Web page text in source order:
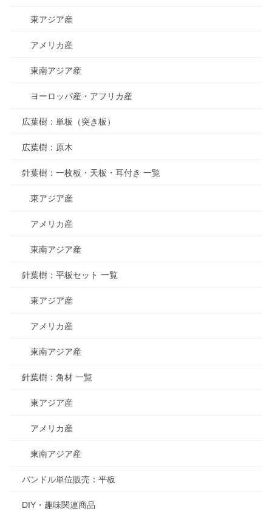
東アジア産
アメリカ産
東南アジア産
ヨーロッパ産・アフリカ産
広葉樹：単板（突き板）
広葉樹：原木
針葉樹：一枚板・天板・耳付き 一覧
東アジア産
アメリカ産
東南アジア産
針葉樹：平板セット 一覧
東アジア産
アメリカ産
東南アジア産
針葉樹：角材 一覧
東アジア産
アメリカ産
東南アジア産
バンドル単位販売：平板
DIY・趣味関連商品